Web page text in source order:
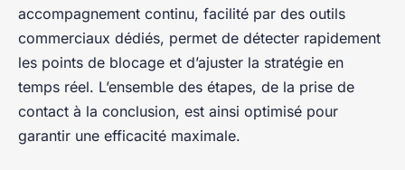
accompagnement continu, facilité par des outils
commerciaux dédiés, permet de détecter rapidement
les points de blocage et d’ajuster la stratégie en
temps réel. L’ensemble des étapes, de la prise de
contact à la conclusion, est ainsi optimisé pour
garantir une efficacité maximale.